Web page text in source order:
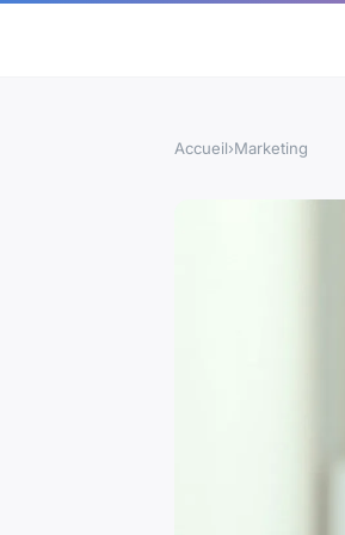
Accueil›Marketing